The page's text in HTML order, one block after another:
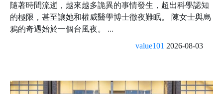
隨著時間流逝，越來越多詭異的事情發生，超出科學認知
的極限，甚至讓她和權威醫學博士徹夜難眠。 陳女士與烏
鴉的奇遇始於一個台風夜。 ...
value101 2026-08-03